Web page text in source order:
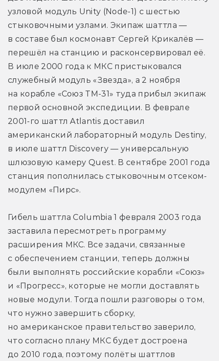
узловой модуль Unity (Node-1) с шестью
стыковочными узлами. Экипаж шаттла —
в составе был космонавт Сергей Крикалёв —
перешёл на станцию и расконсервировал её.
В июле 2000 года к МКС пристыковался
служебный модуль «Звезда», а 2 ноября
на корабле «Союз ТМ-31» туда прибыл экипаж
первой основной экспедиции. В феврале
2001-го шаттл Atlantis доставил
американский лабораторный модуль Destiny,
в июле шаттл Discovery — универсальную
шлюзовую камеру Quest. В сентябре 2001 года
станция пополнилась стыковочным отсеком-
модулем «Пирс».
Гибель шаттла Columbia 1 февраля 2003 года
заставила пересмотреть программу
расширения МКС. Все задачи, связанные
с обеспечением станции, теперь должны
были выполнять российские корабли «Союз»
и «Прогресс», которые не могли доставлять
новые модули. Тогда пошли разговоры о том,
что нужно завершить сборку,
но американское правительство заверило,
что согласно плану МКС будет достроена
до 2010 года, поэтому полёты шаттлов